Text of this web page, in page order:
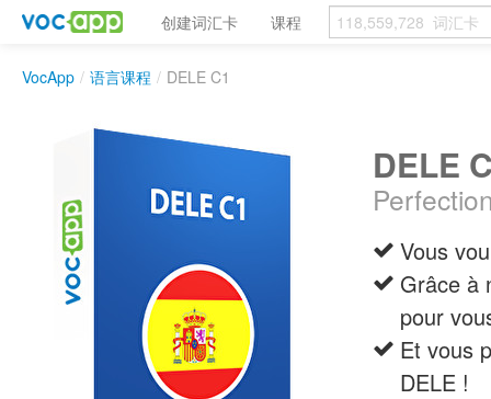
创建词汇卡 课程
VocApp / 语言课程 / DELE C1
DELE
Vous
Grâce à
pour
Et vous
DELE !